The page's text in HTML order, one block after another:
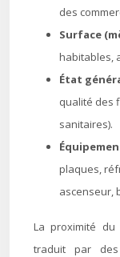
des
Surface
habitables,
État
qualité des
sanitaires).
plaques,
ascenseur,
La proximité
traduit par